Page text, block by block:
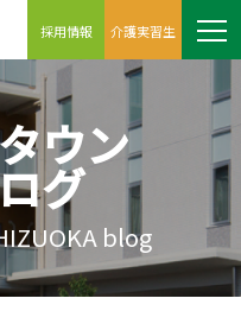
採用情報 介護実習生
ウン
グ
blog